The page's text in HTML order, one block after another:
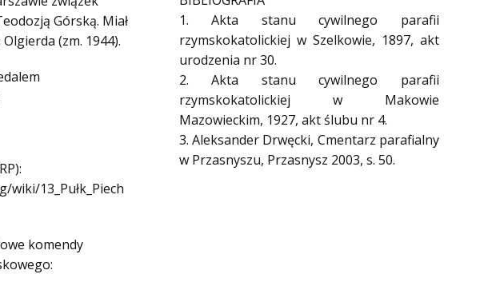
Górską. Miał
(zm. 1944).
13_Pułk_Piech
komendy
1. Akta stanu cywilnego parafii
rzymskokatolickiej w Szelkowie, 1897, akt
urodzenia nr 30.
2. Akta stanu cywilnego parafii
rzymskokatolickiej w Makowie
Mazowieckim, 1927, akt ślubu nr 4.
3. Aleksander Drwęcki, Cmentarz parafialny
w Przasnyszu, Przasnysz 2003, s. 50.